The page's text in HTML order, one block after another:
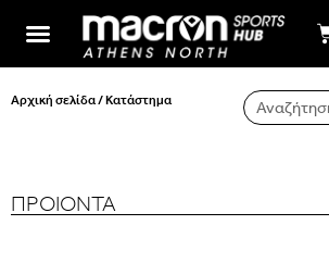
Αρχική σελίδα/ Κατάστημα
ΠΡΟΙΟΝΤΑ